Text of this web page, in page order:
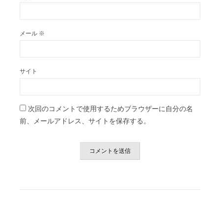
メール ※
サイト
次回のコメントで使用するためブラウザーに自分の名
前、メールアドレス、サイトを保存する。